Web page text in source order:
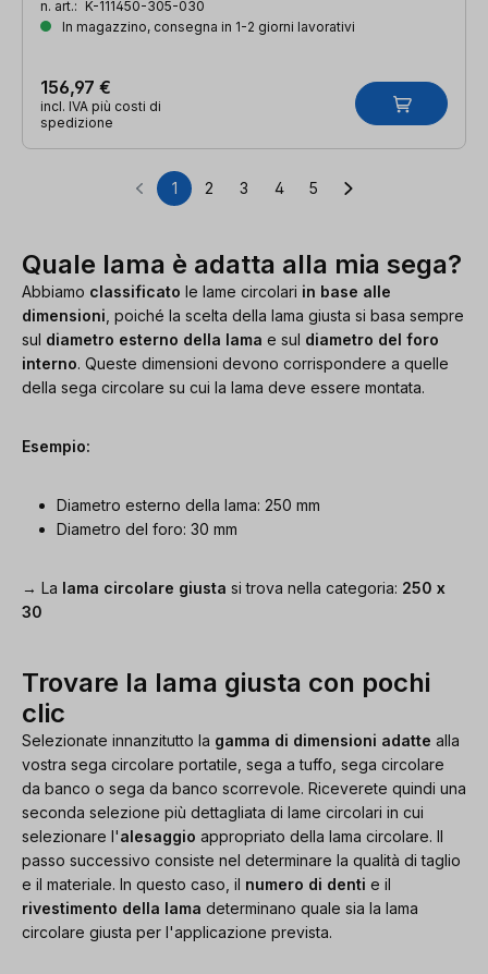
n. art.: K-111450-305-030
In magazzino, consegna in 1-2 giorni lavorativi
156,97 €
incl. IVA più costi di
spedizione
Pagina
1 Pagina
2 Pagina
3 Pagina
4 Pagina
5
Quale lama è adatta alla mia sega?
Abbiamo classificato le lame circolari in base alle
dimensioni , poiché la scelta della lama giusta si basa sempre
sul diametro esterno della lama e sul diametro del foro
interno. Queste dimensioni devono corrispondere a quelle
della sega circolare su cui la lama deve essere montata.
Esempio:
Diametro esterno della lama: 250 mm
Diametro del foro: 30 mm
→ La lama circolare giusta si trova nella categoria: 250 x
30
Trovare la lama giusta con pochi
clic
Selezionate innanzitutto la gamma di dimensioni adatte alla
vostra sega circolare portatile, sega a tuffo, sega circolare
da banco o sega da banco scorrevole. Riceverete quindi una
seconda selezione più dettagliata di lame circolari in cui
selezionare l'alesaggio appropriato della lama circolare. Il
passo successivo consiste nel determinare la qualità di taglio
e il materiale. In questo caso, il numero di denti e il
rivestimento della lama determinano quale sia la lama
circolare giusta per l'applicazione prevista.